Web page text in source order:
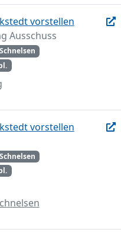
vorstellen
Ausschuss
Schnelsen
vorstellen
Schnelsen